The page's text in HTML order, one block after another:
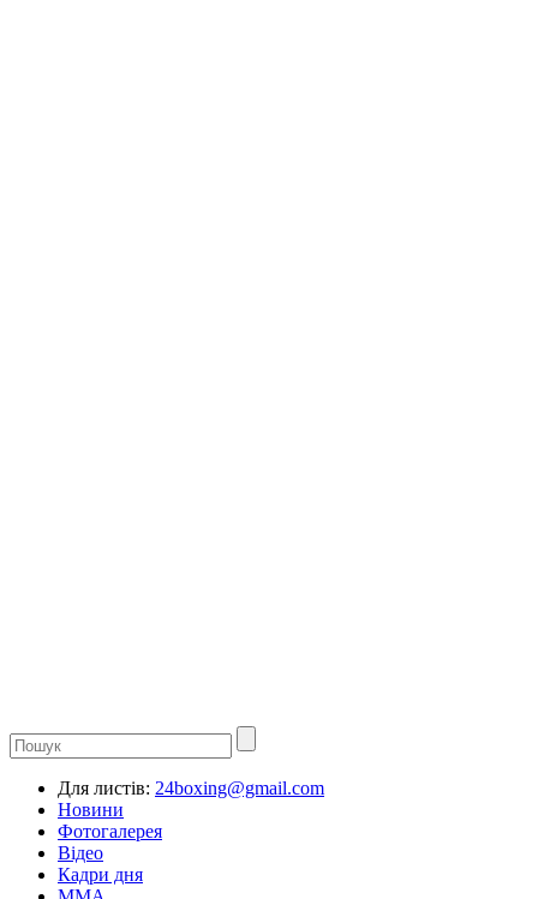
Для листів: 24boxing@gmail.com
Новини
Фотогалерея
Відео
Кадри дня